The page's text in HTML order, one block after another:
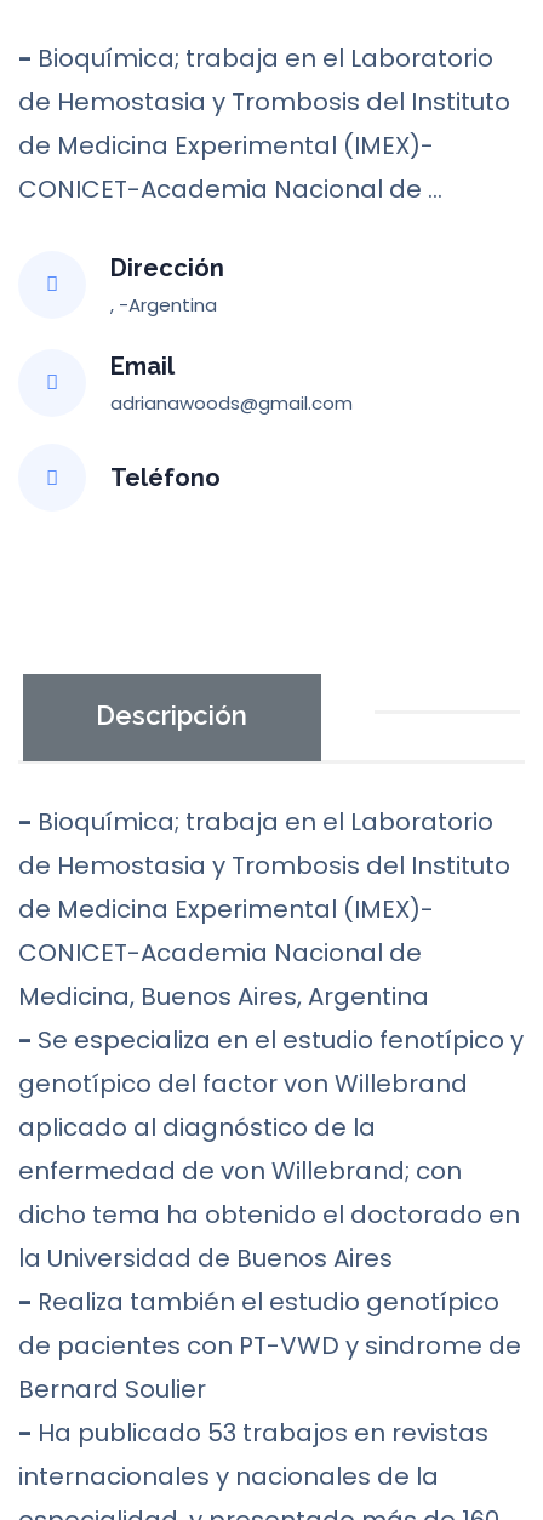
- Bioquímica; trabaja en el Laboratorio
de Hemostasia y Trombosis del Instituto
de Medicina Experimental (IMEX)-
CONICET-Academia Nacional de ...
Dirección
, -Argentina
Email
adrianawoods@gmail.com
Teléfono
Descripción
- Bioquímica; trabaja en el Laboratorio
de Hemostasia y Trombosis del Instituto
de Medicina Experimental (IMEX)-
CONICET-Academia Nacional de
Medicina, Buenos Aires, Argentina
- Se especializa en el estudio fenotípico y
genotípico del factor von Willebrand
aplicado al diagnóstico de la
enfermedad de von Willebrand; con
dicho tema ha obtenido el doctorado en
la Universidad de Buenos Aires
- Realiza también el estudio genotípico
de pacientes con PT-VWD y sindrome de
Bernard Soulier
- Ha publicado 53 trabajos en revistas
internacionales y nacionales de la